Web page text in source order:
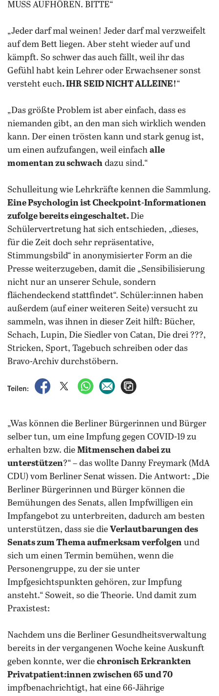
MUSS AUFHÖREN. BITTE“
„Jeder darf mal weinen! Jeder darf mal verzweifelt
auf dem Bett liegen. Aber steht wieder auf und
kämpft. So schwer das auch fällt, weil ihr das
Gefühl habt kein Lehrer oder Erwachsener sonst
versteht euch. IHR SEID NICHT ALLEINE!“
„Das größte Problem ist aber einfach, dass es
niemanden gibt, an den man sich wirklich wenden
kann. Der einen trösten kann und stark genug ist,
um einen aufzufangen, weil einfach alle
momentan zu schwach dazu sind.“
Schulleitung wie Lehrkräfte kennen die Sammlung.
Eine Psychologin ist Checkpoint-Informationen
zufolge bereits eingeschaltet.Die
Schülervertretung hat sich entschieden, „dieses,
für die Zeit doch sehr repräsentative,
Stimmungsbild“ in anonymisierter Form an die
Presse weiterzugeben, damit die „Sensibilisierung
nicht nur an unserer Schule, sondern
flächendeckend stattfindet“. Schüler:innen haben
außerdem (auf einer weiteren Seite) versucht zu
sammeln, was ihnen in dieser Zeit hilft: Bücher,
Schach, Lupin, Die Siedler von Catan, Die drei ???,
Stricken, Sport, Tagebuch schreiben oder das
Bravo-Archiv durchstöbern.
Teilen:
auf Facebook teilen
auf X teilenper WhatsApp teilen
per E-Mail teilen
„Was können die Berliner Bürgerinnen und Bürger
selber tun, um eine Impfung gegen COVID-19 zu
erhalten bzw. die Mitmenschen dabei zu
unterstützen?“ – das wollte Danny Freymark (MdA
CDU) vom Berliner Senat wissen. Die Antwort: „Die
Berliner Bürgerinnen und Bürger können die
Bemühungen des Senats, allen Impfwilligen ein
Impfangebot zu unterbreiten, dadurch am besten
unterstützen, dass sie die Verlautbarungen des
Senats zum Thema aufmerksam verfolgen und
sich um einen Termin bemühen, wenn die
Personengruppe, zu der sie unter
Impfgesichtspunkten gehören, zur Impfung
ansteht.“ Soweit, so die Theorie. Und damit zum
Praxistest:
Nachdem uns die Berliner Gesundheitsverwaltung
bereits in der vergangenen Woche keine Auskunft
geben konnte, wer die chronisch Erkrankten
Privatpatient:innen zwischen 65 und 70
impfbenachrichtigt, hat eine 66-Jährige